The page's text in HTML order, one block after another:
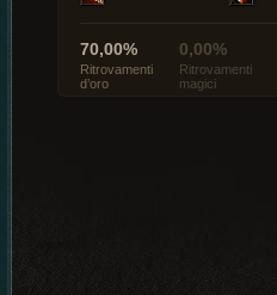
70,00%
Ritrovamenti
d’oro
0,00%
Ritrovamenti
magici